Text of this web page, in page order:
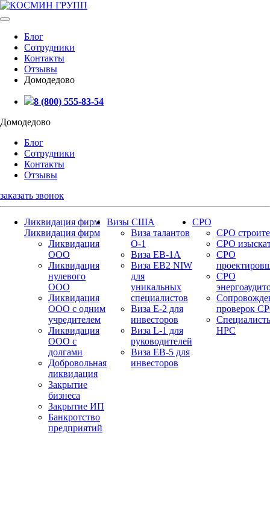
Блог
Сотрудники
Контакты
Отзывы
Домодедово
8 (800) 555-83-54
Домодедово
Блог
Сотрудники
Контакты
Отзывы
заказать звонок
Ликвидация фирм
Ликвидация фирм
Ликвидация
ООО
Ликвидация
нулевого
ООО
Ликвидация
ООО с одним
учредителем
Ликвидация
ООО с
долгами
Добровольная
ликвидация
Закрытие
бизнеса
Закрытие ИП
Банкротство
предприятий
Визы США
Виза талантов
О-1
Виза EB-1A
Виза EB2 NIW
для
уникальных
специалистов
Виза E-2 для
инвесторов
Виза L-1 для
руководителей
Виза EB-5 для
инвесторов
СРО
СРО
СРО
СРО
СРО
проверок
НРС